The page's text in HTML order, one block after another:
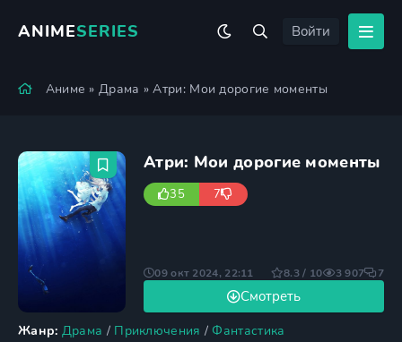
ANIMESERIES Войти
Аниме »Драма » Атри: Мои дорогие моменты
Атри: Мои дорогие моменты
35 7
Жанр: Драма / Приключения / Фантастика
Смотреть
09 окт 2024, 22:11 8.3 / 10 3 907 7